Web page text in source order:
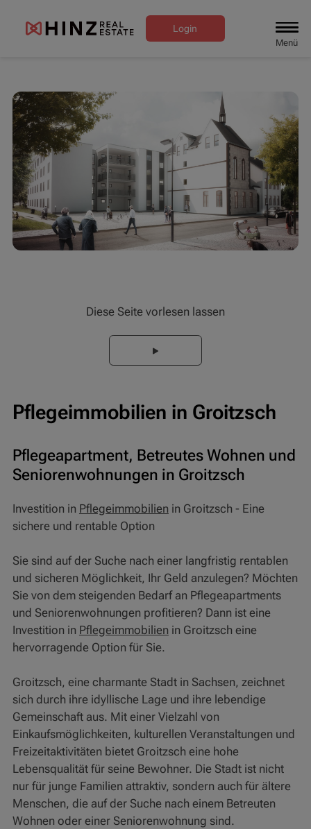
Login
Diese Seite vorlesen lassen
Pflegeimmobilien in Groitzsch
Pflegeapartment, Betreutes Wohnen und
Seniorenwohnungen in Groitzsch
Investition in Pflegeimmobilien in Groitzsch - Eine
sichere und rentable Option
Sie sind auf der Suche nach einer langfristig rentablen
und sicheren Möglichkeit, Ihr Geld anzulegen? Möchten
Sie von dem steigenden Bedarf an Pflegeapartments
und Seniorenwohnungen profitieren? Dann ist eine
Investition in Pflegeimmobilien in Groitzsch eine
hervorragende Option für Sie.
Groitzsch, eine charmante Stadt in Sachsen, zeichnet
sich durch ihre idyllische Lage und ihre lebendige
Gemeinschaft aus. Mit einer Vielzahl von
Einkaufsmöglichkeiten, kulturellen Veranstaltungen und
Freizeitaktivitäten bietet Groitzsch eine hohe
Lebensqualität für seine Bewohner. Die Stadt ist nicht
nur für junge Familien attraktiv, sondern auch für ältere
Menschen, die auf der Suche nach einem Betreuten
Wohnen oder einer Seniorenwohnung sind.